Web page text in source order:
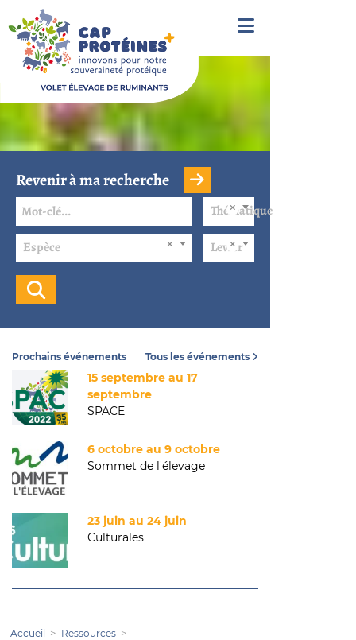
Revenir à ma recherche
Thématique
Espèce Levier
Prochains événements
15 septembre au 17
septembre
SPACE
6 octobre au 9 octobre
Sommet de l'élevage
23 juin au 24 juin
Culturales
Tous les événements
Accueil
Ressources